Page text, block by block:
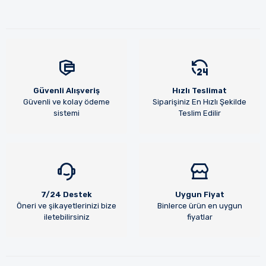
Güvenli Alışveriş
Güvenli ve kolay ödeme
sistemi
Hızlı Teslimat
Siparişiniz En Hızlı Şekilde
Teslim Edilir
7/24 Destek
Öneri ve şikayetlerinizi bize
iletebilirsiniz
Uygun Fiyat
Binlerce ürün en uygun
fiyatlar